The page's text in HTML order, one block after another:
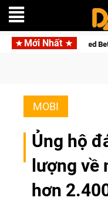
Mới Nhất
Nhập Closed Beta Norse
MOBI
Ủng hộ
lượng về
hơn